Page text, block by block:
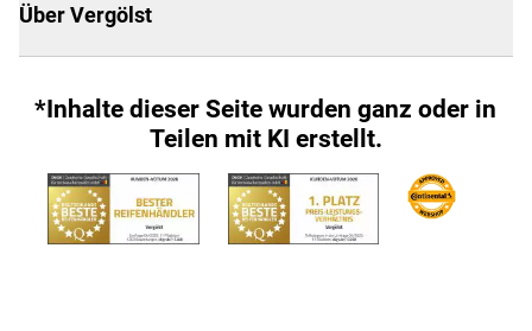
Über Vergölst
*Inhalte dieser Seite wurden ganz oder in
Teilen mit KI erstellt.